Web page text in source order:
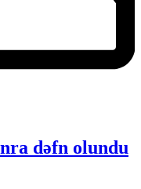
dəfn olundu